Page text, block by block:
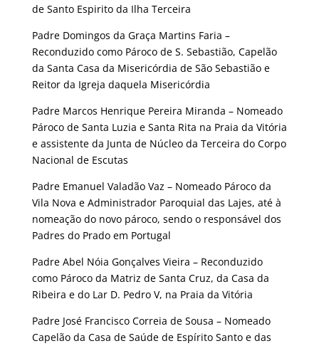
de Santo Espirito da Ilha Terceira
Padre Domingos da Graça Martins Faria –
Reconduzido como Pároco de S. Sebastião, Capelão
da Santa Casa da Misericórdia de São Sebastião e
Reitor da Igreja daquela Misericórdia
Padre Marcos Henrique Pereira Miranda – Nomeado
Pároco de Santa Luzia e Santa Rita na Praia da Vitória
e assistente da Junta de Núcleo da Terceira do Corpo
Nacional de Escutas
Padre Emanuel Valadão Vaz – Nomeado Pároco da
Vila Nova e Administrador Paroquial das Lajes, até à
nomeação do novo pároco, sendo o responsável dos
Padres do Prado em Portugal
Padre Abel Nóia Gonçalves Vieira – Reconduzido
como Pároco da Matriz de Santa Cruz, da Casa da
Ribeira e do Lar D. Pedro V, na Praia da Vitória
Padre José Francisco Correia de Sousa – Nomeado
Capelão da Casa de Saúde de Espírito Santo e das